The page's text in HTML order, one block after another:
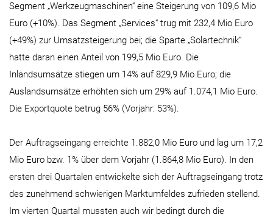
Segment „Werkzeugmaschinen“ eine Steigerung von 109,6 Mio
Euro (+10%). Das Segment „Services“ trug mit 232,4 Mio Euro
(+49%) zur Umsatzsteigerung bei; die Sparte „Solartechnik“
hatte daran einen Anteil von 199,5 Mio Euro. Die
Inlandsumsätze stiegen um 14% auf 829,9 Mio Euro; die
Auslandsumsätze erhöhten sich um 29% auf 1.074,1 Mio Euro.
Die Exportquote betrug 56% (Vorjahr: 53%).
Der Auftragseingang erreichte 1.882,0 Mio Euro und lag um 17,2
Mio Euro bzw. 1% über dem Vorjahr (1.864,8 Mio Euro). In den
ersten drei Quartalen entwickelte sich der Auftragseingang trotz
des zunehmend schwierigen Marktumfeldes zufrieden stellend.
Im vierten Quartal mussten auch wir bedingt durch die